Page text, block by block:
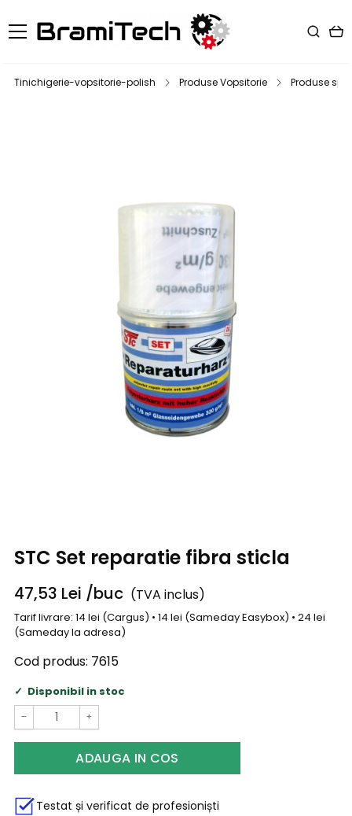
Tinichigerie-vopsitorie-polish Produse Vopsitorie Produse
STC Set reparatie fibra sticla
47,53 Lei /buc (TVA inclus)
Tarif livrare: 14 lei (Cargus) • 14 lei (Sameday Easybox) • 24 lei
(Sameday la adresa)
Cod produs: 7615
Disponibil in stoc
− +
ADAUGA IN COS
Testat și verificat de profesioniști